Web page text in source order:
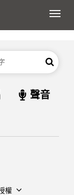
展
搜尋
聲音
權